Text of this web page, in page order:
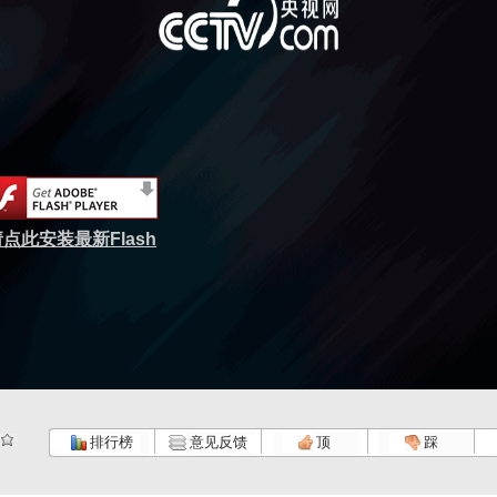
点此安装最新Flash
排行榜 意见反馈 顶 踩